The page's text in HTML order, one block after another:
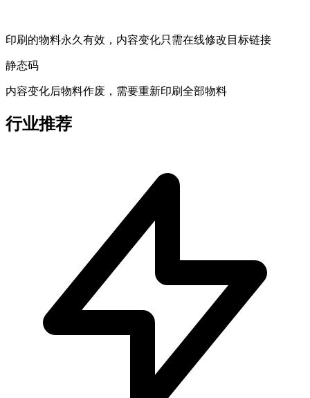
印刷的物料永久有效，内容变化只需在线修改目标链接
静态码
内容变化后物料作废，需要重新印刷全部物料
行业推荐